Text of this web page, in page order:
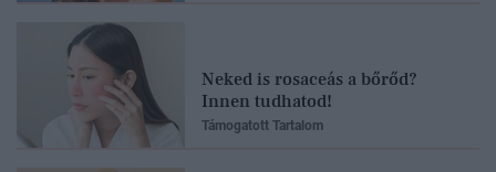
Neked is rosaceás a bőrőd?
Innen tudhatod!
Támogatott Tartalom